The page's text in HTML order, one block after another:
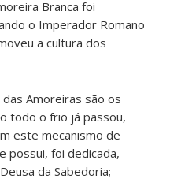
Branca foi
o Imperador Romano
a cultura dos
Amoreiras são os
todo o frio já passou,
este mecanismo de
possui, foi dedicada,
da Sabedoria;